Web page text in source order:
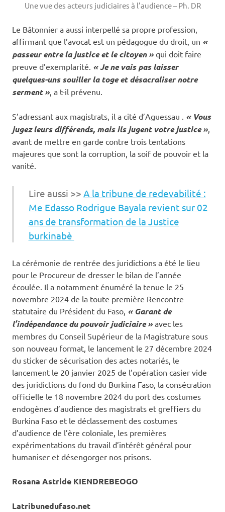
Une vue des acteurs judiciaires à l’audience – Ph. DR
Le Bâtonnier a aussi interpellé sa propre profession,
affirmant que l’avocat est un pédagogue du droit, un «
passeur entre la justice et le citoyen » qui doit faire
preuve d’exemplarité. « Je ne vais pas laisser
quelques-uns souiller la toge et désacraliser notre
serment », a t-il prévenu.
S’adressant aux magistrats, il a cité d’Aguessau . « Vous
jugez leurs différends, mais ils jugent votre justice »,
avant de mettre en garde contre trois tentations
majeures que sont la corruption, la soif de pouvoir et la
vanité.
Lire aussi >> A la tribune de redevabilité :
Me Edasso Rodrigue Bayala revient sur 02
ans de transformation de la Justice
burkinabè
La cérémonie de rentrée des juridictions a été le lieu
pour le Procureur de dresser le bilan de l’année
écoulée. Il a notamment énuméré la tenue le 25
novembre 2024 de la toute première Rencontre
statutaire du Président du Faso, « Garant de
l’indépendance du pouvoir judiciaire » avec les
membres du Conseil Supérieur de la Magistrature sous
son nouveau format, le lancement le 27 décembre 2024
du sticker de sécurisation des actes notariés, le
lancement le 20 janvier 2025 de l’opération casier vide
des juridictions du fond du Burkina Faso, la consécration
officielle le 18 novembre 2024 du port des costumes
endogènes d’audience des magistrats et greffiers du
Burkina Faso et le déclassement des costumes
d’audience de l’ère coloniale, les premières
expérimentations du travail d’intérêt général pour
humaniser et désengorger nos prisons.
Rosana Astride KIENDREBEOGO
Latribunedufaso.net